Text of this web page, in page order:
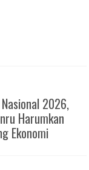
2026,
Harumkan
Ekonomi